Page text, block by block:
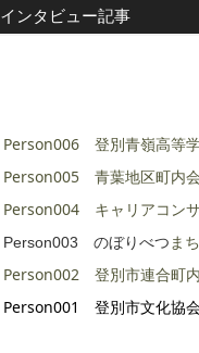
インタビュー記事
Person006 登別青嶺高等
Person005 青葉地区町内
Person004 キャリアコン
Person003 のぼりべつま
Person002 登別市連合町
Person001 登別市文化協